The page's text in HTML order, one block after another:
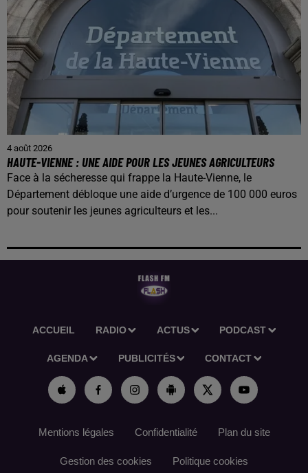
4 août 2026
HAUTE-VIENNE : UNE AIDE POUR LES JEUNES AGRICULTEURS
Face à la sécheresse qui frappe la Haute-Vienne, le
Département débloque une aide d’urgence de 100 000 euros
pour soutenir les jeunes agriculteurs et les...
ACCUEIL RADIO ACTUS PODCAST
AGENDA PUBLICITÉS CONTACT
Mentions légales Confidentialité Plan du site
Gestion des cookies Politique cookies